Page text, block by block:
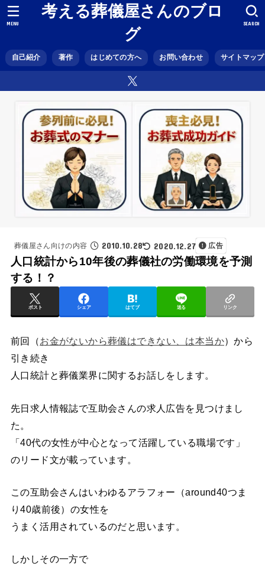
考える葬儀屋さんのブロ
グ
自己紹介 著作 はじめての方へ お問い合わせ サイトマップ
SEARCH
MENU
葬儀屋さん向けの内容 2010.10.28 2020.12.27 広告
人口統計から10年後の葬儀社の労働環境を予測
する！？
ポスト シェア はてブ 送る リンク
前回（お金がないから葬儀はできない、は本当か）から
引き続き
人口統計と葬儀業界に関するお話しをします。
先日求人情報誌で互助会さんの求人広告を見つけまし
た。
「40代の女性が中心となって活躍している職場です」
のリード文が載っています。
この互助会さんはいわゆるアラフォー（around40つま
り40歳前後）の女性を
うまく活用されているのだと思います。
しかしその一方で